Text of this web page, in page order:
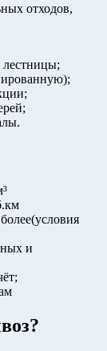
отходов,
и